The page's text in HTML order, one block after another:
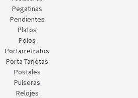
Pegatinas
Pendientes
Platos
Polos
Portarretratos
Porta Tarjetas
Postales
Pulseras
Relojes